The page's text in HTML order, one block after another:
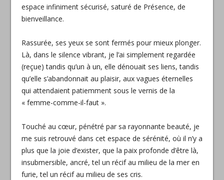
espace infiniment sécurisé, saturé de Présence, de
bienveillance.
Rassurée, ses yeux se sont fermés pour mieux plonger.
Là, dans le silence vibrant, je l’ai simplement regardée
(reçue) tandis qu’un à un, elle dénouait ses liens, tandis
qu’elle s’abandonnait au plaisir, aux vagues éternelles
qui attendaient patiemment sous le vernis de la
« femme-comme-il-faut ».
Touché au cœur, pénétré par sa rayonnante beauté, je
me suis retrouvé dans cet espace de sérénité, où il n’y a
plus que la joie d’exister, que la paix profonde d’être là,
insubmersible, ancré, tel un récif au milieu de la mer en
furie, tel un récif au milieu de ses cris.